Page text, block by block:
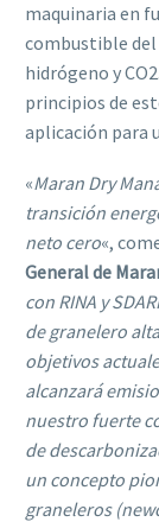
maquinaria en
combustible del
hidrógeno y
principios de
aplicación para
«Maran Dry
transición
neto cero«,
General de
con RINA y
de granelero
objetivos
alcanzará
nuestro fuerte
de
un concepto
graneleros